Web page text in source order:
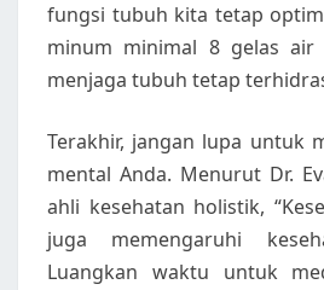
fungsi tubuh kita tetap
minum minimal 8 gelas
menjaga tubuh tetap
Terakhir, jangan lupa untuk
mental Anda. Menurut Dr.
ahli kesehatan holistik,
juga memengaruhi
Luangkan waktu untuk